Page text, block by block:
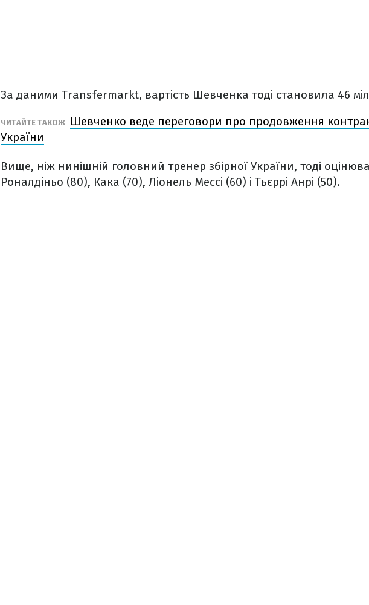
За даними Transfermarkt, вартість Шевченка тоді становила 46
ЧИТАЙТЕ ТАКОЖ
Шевченко веде переговори про продовження
України
Вище, ніж нинішній головний тренер збірної України, тоді
Роналдіньо (80), Кака (70), Ліонель Мессі (60) і Тьєррі Анрі (50).